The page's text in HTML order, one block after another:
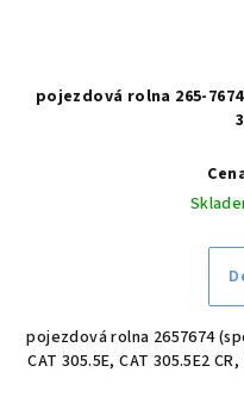
pojezdová rolna 265-7674
pojezdová rolna 2657674
CAT 305.5E, CAT 305.5E2